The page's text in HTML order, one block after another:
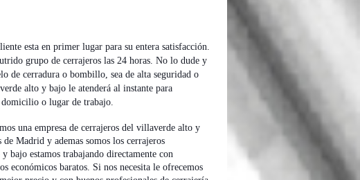
esta en primer lugar para su entera satisfacción.
grupo de cerrajeros las 24 horas. No lo dude y
de cerradura o bombillo, sea de alta seguridad o
alto y bajo le atenderá al instante para
o lugar de trabajo.
una empresa de cerrajeros del villaverde alto y
de Madrid y ademas somos los cerrajeros
estamos trabajando directamente con
económicos baratos. Si nos necesita le ofrecemos